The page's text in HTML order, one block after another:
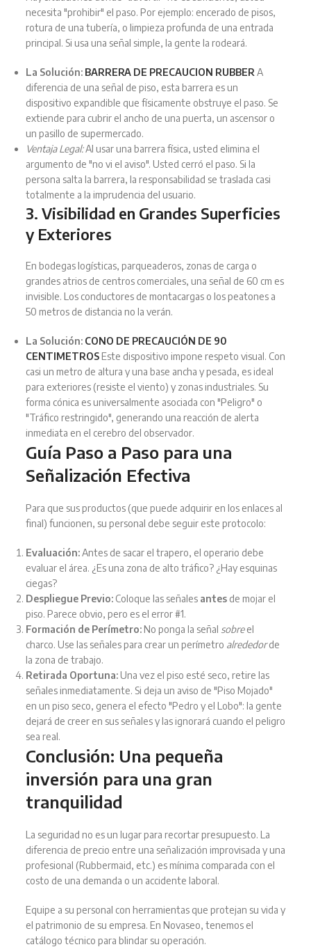
necesita "prohibir" el paso. Por ejemplo: encerado de pisos,
rotura de una tubería, o limpieza profunda de una entrada
principal. Si usa una señal simple, la gente la rodeará.
La Solución: BARRERA DE PRECAUCION RUBBER A
diferencia de una señal de piso, esta barrera es un
dispositivo expandible que físicamente obstruye el paso. Se
extiende para cubrir el ancho de una puerta, un ascensor o
un pasillo de supermercado.
Ventaja Legal:Al usar una barrera física, usted elimina el
argumento de "no vi el aviso". Usted cerró el paso. Si la
persona salta la barrera, la responsabilidad se traslada casi
totalmente a la imprudencia del usuario.
3. Visibilidad en Grandes Superficies
y Exteriores
En bodegas logísticas, parqueaderos, zonas de carga o
grandes atrios de centros comerciales, una señal de 60 cm es
invisible. Los conductores de montacargas o los peatones a
50 metros de distancia no la verán.
La Solución: CONO DE PRECAUCIÓN DE 90
CENTIMETROSEste dispositivo impone respeto visual. Con
casi un metro de altura y una base ancha y pesada, es ideal
para exteriores (resiste el viento) y zonas industriales. Su
forma cónica es universalmente asociada con "Peligro" o
"Tráfico restringido", generando una reacción de alerta
inmediata en el cerebro del observador.
Guía Paso a Paso para una
Señalización Efectiva
Para que sus productos (que puede adquirir en los enlaces al
final) funcionen, su personal debe seguir este protocolo:
Evaluación:Antes de sacar el trapero, el operario debe
evaluar el área. ¿Es una zona de alto tráfico? ¿Hay esquinas
ciegas?
Despliegue Previo:Coloque las señales antesde mojar el
piso. Parece obvio, pero es el error #1.
Formación de Perímetro:No ponga la señal sobreel
charco. Use las señales para crear un perímetro alrededorde
la zona de trabajo.
Retirada Oportuna:Una vez el piso esté seco, retire las
señales inmediatamente. Si deja un aviso de "Piso Mojado"
en un piso seco, genera el efecto "Pedro y el Lobo": la gente
dejará de creer en sus señales y las ignorará cuando el peligro
sea real.
Conclusión: Una pequeña
inversión para una gran
tranquilidad
La seguridad no es un lugar para recortar presupuesto. La
diferencia de precio entre una señalización improvisada y una
profesional (Rubbermaid, etc.) es mínima comparada con el
costo de una demanda o un accidente laboral.
Equipe a su personal con herramientas que protejan su vida y
el patrimonio de su empresa. En Novaseo, tenemos el
catálogo técnico para blindar su operación.